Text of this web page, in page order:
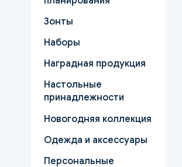
Зонты
Наборы
Наградная продукция
Настольные
принадлежности
Новогодняя коллекция
Одежда и аксессуары
Персональные